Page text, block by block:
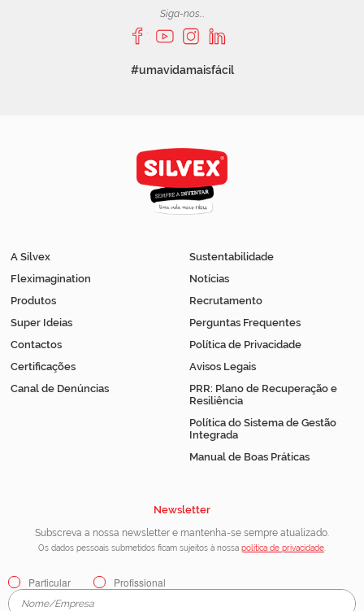
Siga-nos...
#umavidamaisfácil
A Silvex
Fleximagination
Produtos
Super Ideias
Contactos
Certificações
Canal de Denúncias
Sustentabilidade
Notícias
Recrutamento
Perguntas Frequentes
Política de Privacidade
Avisos Legais
PRR: Plano de Recuperação e
Resiliência
Política do Sistema de Gestão
Integrada
Manual de Boas Práticas
Newsletter
Subscreva a nossa newsletter e mantenha-se sempre atualizado.
Os dados pessoais submetidos ficam sujeitos à nossa política de privacidade
Particular Profissional